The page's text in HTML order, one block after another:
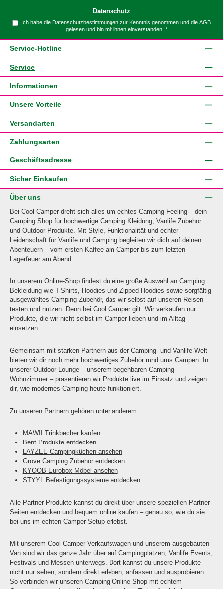
Datenschutz
Ich habe dieDatenschutzbestimmungen zur Kenntnis genommen und dieAGB
gelesen und bin mit ihnen einverstanden. *
Service-Hotline
Service
Informationen
Unsere Vorteile
Versandarten
Zahlungsarten
Geschäftsadresse
Sicher Einkaufen
Über uns
Bei Cool Camper dreht sich alles um echtes Camping-Feeling – dein
Camping Shop für hochwertige Camping Kleidung, Vanlife Zubehör
und Outdoor-Produkte. Mit Style, Funktionalität und echter
Leidenschaft für Vanlife und Camping begleiten wir dich auf deinen
Abenteuern – vom ersten Kaffee am Camper bis zum letzten
Lagerfeuer am Abend.
In unserem Online-Shop findest du eine große Auswahl an Camping
Bekleidung wie T-Shirts, Hoodies und Zipped Hoodies sowie sorgfältig
ausgewähltes Camping Zubehör, das wir selbst auf unseren Reisen
testen und nutzen. Denn bei Cool Camper gilt: Wir verkaufen nur
Produkte, die wir nicht selbst im Camper lieben und im Alltag
einsetzen.
Gemeinsam mit starken Partnern aus der Camping- und Vanlife-Welt
bieten wir dir noch mehr hochwertiges Zubehör rund ums Campen. In
unserer Outdoor Lounge – unserem begehbaren Camping-
Wohnzimmer – präsentieren wir Produkte live im Einsatz und zeigen
dir, wie modernes Camping heute funktioniert.
Zu unseren Partnern gehören unter anderem:
MAWII Trinkbecher kaufen
Bent Produkte entdecken
LAYZEE Campingküchen ansehen
Grove Camping Zubehör entdecken
KYOOB Eurobox Möbel ansehen
STYYL Befestigungssysteme entdecken
Alle Partner-Produkte kannst du direkt über unsere speziellen Partner-
Seiten entdecken und bequem online kaufen – genau so, wie du sie
bei uns im echten Camper-Setup erlebst.
Mit unserem Cool Camper Verkaufswagen und unserem ausgebauten
Van sind wir das ganze Jahr über auf Campingplätzen, Vanlife Events,
Festivals und Messen unterwegs. Dort kannst du unsere Produkte
nicht nur sehen, sondern direkt erleben, anfassen und ausprobieren.
So verbinden wir unseren Camping Online-Shop mit echtem